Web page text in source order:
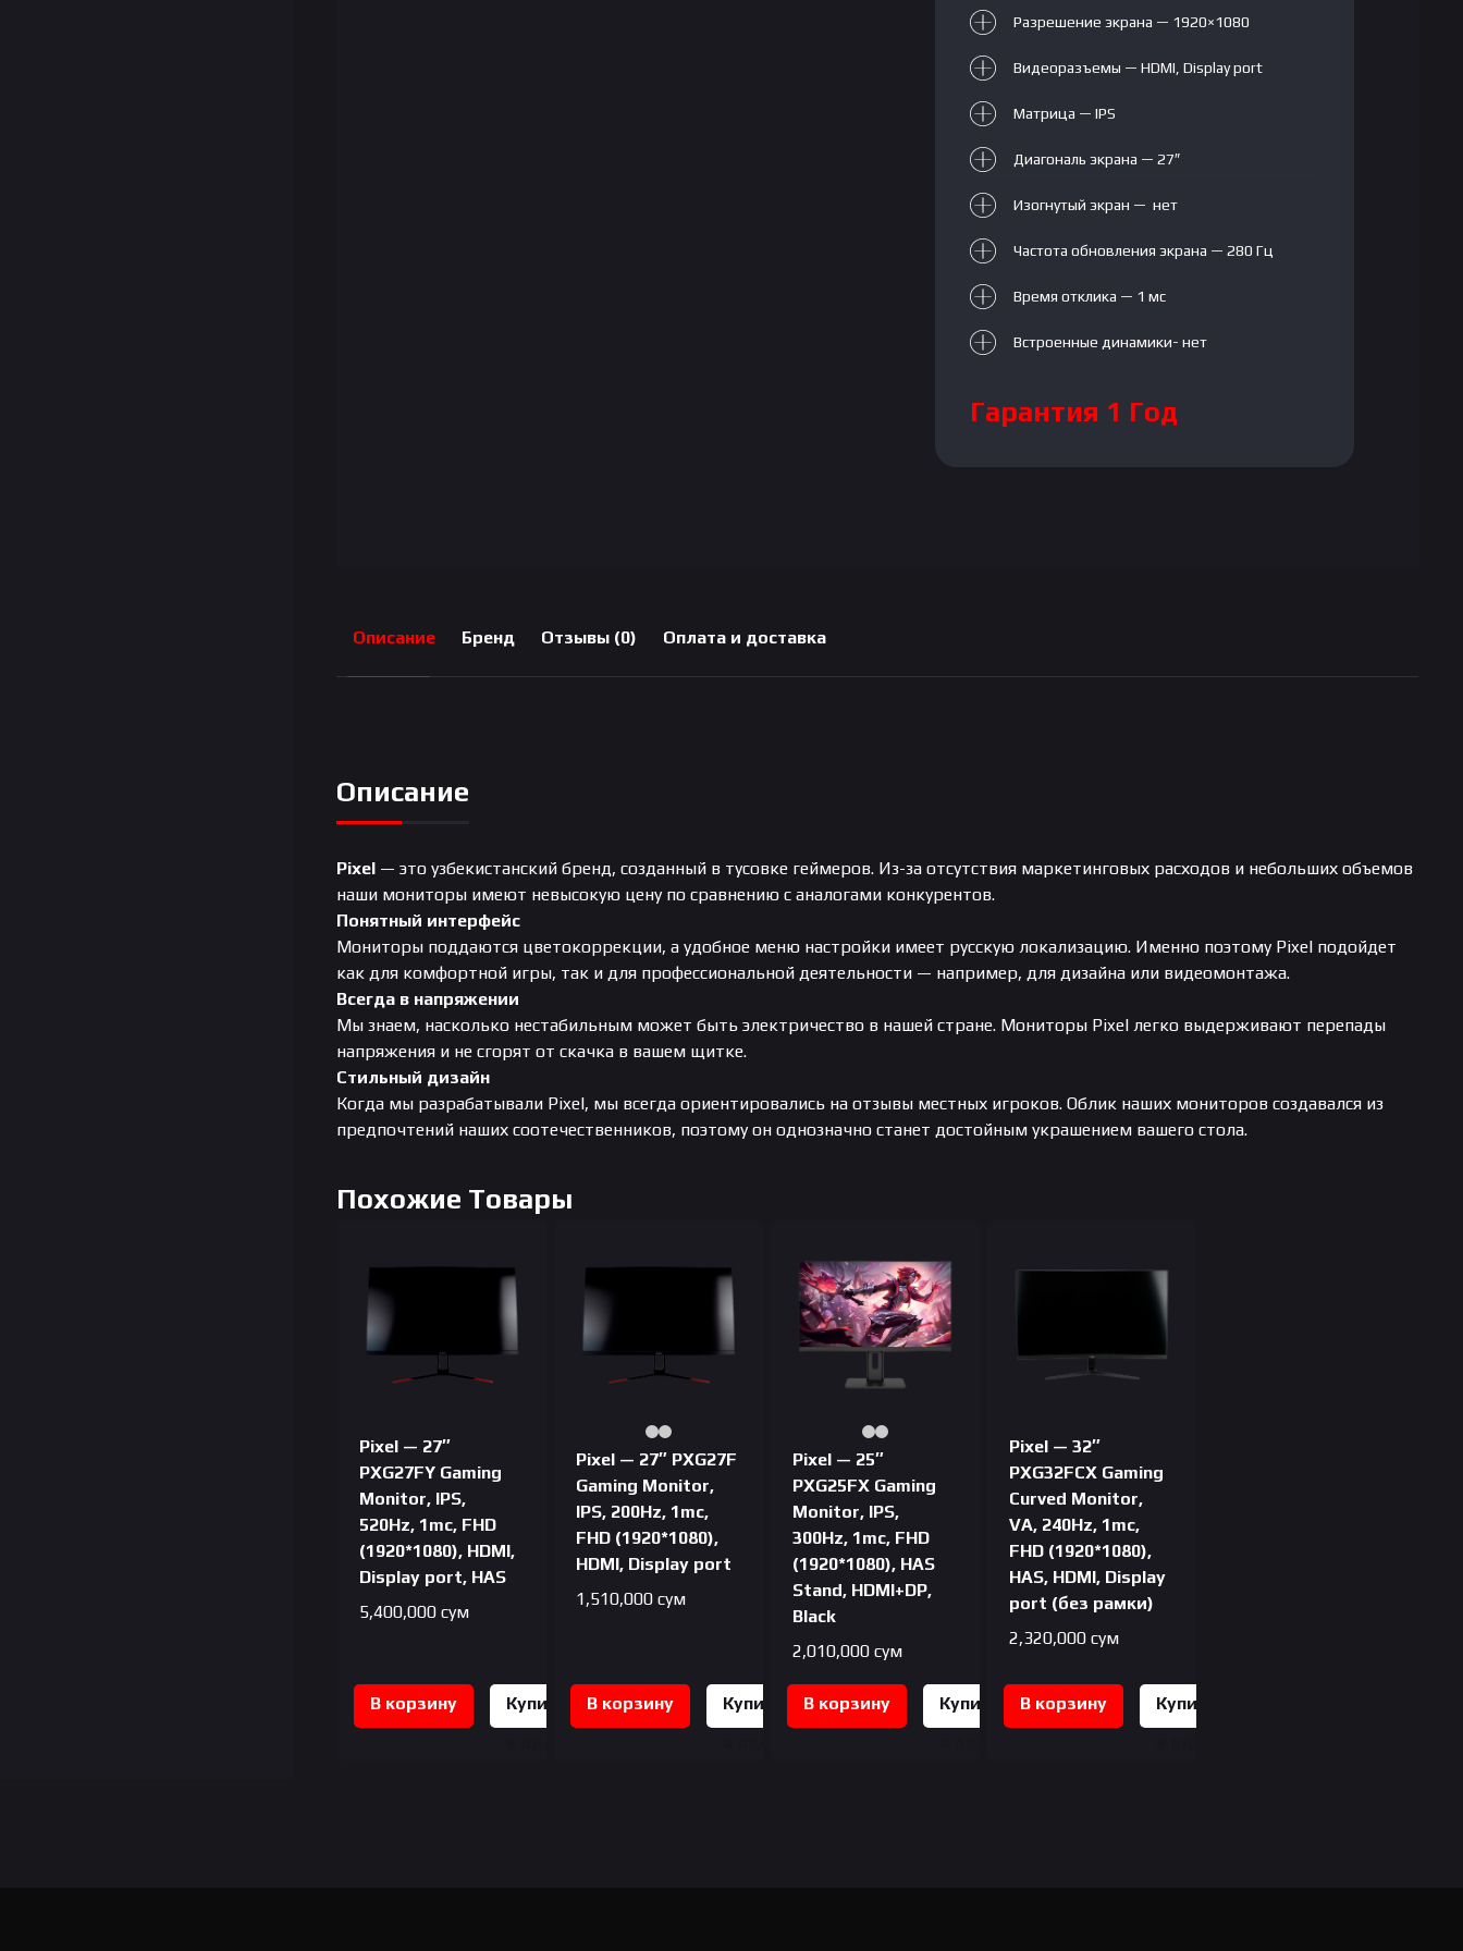
(1920*1080),
HDMI,
Display
(без
рамки)
Разрешение экрана — 1920×1080
Видеоразъемы — HDMI, Display port
Матрица — IPS
Диагональ экрана — 27″
Изогнутый экран — нет
Частота обновления экрана — 280 Гц
Время отклика — 1 мс
Встроенные динамики- нет
Гарантия 1 Год
Описание Бренд Отзывы (0) Оплата и доставка
Описание
Pixel — это узбекистанский бренд, созданный в тусовке геймеров. Из-за отсутствия маркетинговых расходов и небольших объемов
наши мониторы имеют невысокую цену по сравнению с аналогами конкурентов.
Понятный интерфейс
Мониторы поддаются цветокоррекции, а удобное меню настройки имеет русскую локализацию. Именно поэтому Pixel подойдет
как для комфортной игры, так и для профессиональной деятельности — например, для дизайна или видеомонтажа.
Всегда в напряжении
Мы знаем, насколько нестабильным может быть электричество в нашей стране. Мониторы Pixel легко выдерживают перепады
напряжения и не сгорят от скачка в вашем щитке.
Стильный дизайн
Когда мы разрабатывали Pixel, мы всегда ориентировались на отзывы местных игроков. Облик наших мониторов создавался из
предпочтений наших соотечественников, поэтому он однозначно станет достойным украшением вашего стола.
Похожие Товары
Pixel — 27″
PXG27FY Gaming
Monitor, IPS,
520Hz, 1mc, FHD
(1920*1080), HDMI,
Display port, HAS
5,400,000 сум
В корзину
Купить
Pixel — 27″ PXG27F
Gaming Monitor,
IPS, 200Hz, 1mc,
FHD (1920*1080),
HDMI, Display port
1,510,000 сум
В корзину
Купить
Pixel — 25″
PXG25FX Gaming
Monitor, IPS,
300Hz, 1mc, FHD
(1920*1080), HAS
Stand, HDMI+DP,
Black
2,010,000сум
В корзину
Купить
Pixel — 32″
PXG32FCX Gaming
Curved Monitor,
VA, 240Hz, 1mc,
FHD (1920*1080),
HAS, HDMI, Display
port (без рамки)
2,320,000сум
В корзину
Купить